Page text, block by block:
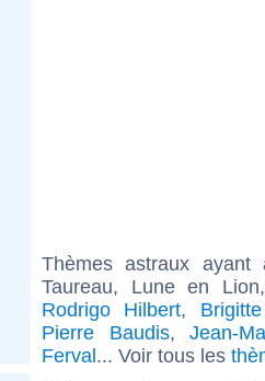
Thèmes astraux
Taureau, Lune en
Rodrigo Hilbert,
Pierre Baudis,Jean-
Ferval... Voir tous les